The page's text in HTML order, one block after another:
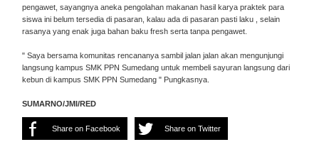
pengawet, sayangnya aneka pengolahan makanan hasil karya praktek para
siswa ini belum tersedia di pasaran, kalau ada di pasaran pasti laku , selain
rasanya yang enak juga bahan baku fresh serta tanpa pengawet.
" Saya bersama komunitas rencananya sambil jalan jalan akan mengunjungi
langsung kampus SMK PPN Sumedang untuk membeli sayuran langsung dari
kebun di kampus SMK PPN Sumedang " Pungkasnya.
SUMARNO/JMI/RED
Share on Facebook Share on Twitter